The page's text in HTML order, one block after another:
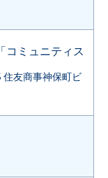
コミュニティス
友商事神保町ビ